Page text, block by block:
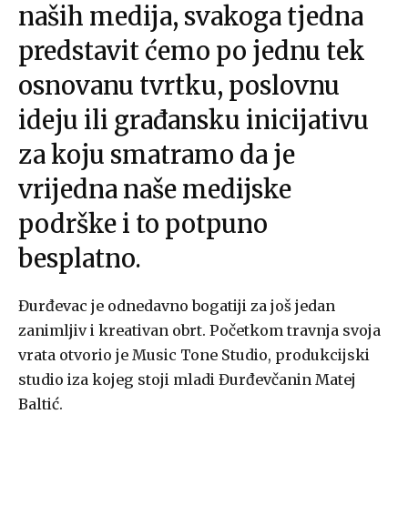
naših medija, svakoga tjedna
predstavit ćemo po jednu tek
osnovanu tvrtku, poslovnu
ideju ili građansku inicijativu
za koju smatramo da je
vrijedna naše medijske
podrške i to potpuno
besplatno.
Đurđevac je odnedavno bogatiji za još jedan
zanimljiv i kreativan obrt. Početkom travnja svoja
vrata otvorio je Music Tone Studio, produkcijski
studio iza kojeg stoji mladi Đurđevčanin Matej
Baltić.